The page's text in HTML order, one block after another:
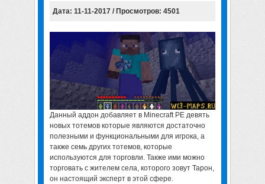
Дата: 11-11-2017 / Просмотров: 4501
Данный аддон добавляет в Minecraft PE девять
новых тотемов которые являются достаточно
полезными и функциональными для игрока, а
также семь других тотемов, которые
используются для торговли. Также ими можно
торговать с жителем села, которого зовут Тарон,
он настоящий эксперт в этой сфере.